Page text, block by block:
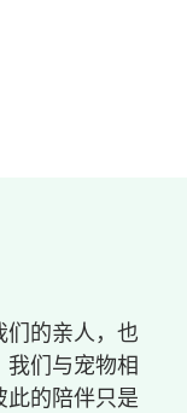
们的亲人，也
我们与宠物相
此的陪伴只是